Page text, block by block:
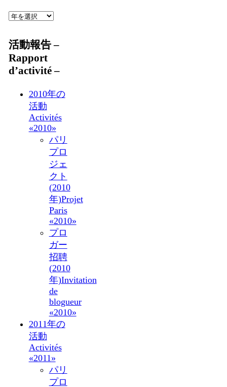
活動報告 –
Rapport
d’activité –
2010年の
活動
Activités
«2010»
パリ
プロ
ジェ
クト
(2010
年)Projet
Paris
«2010»
プロ
ガー
招聘
(2010
年)Invitation
de
blogueur
«2010»
2011年の
活動
Activités
«2011»
パリ
プロ